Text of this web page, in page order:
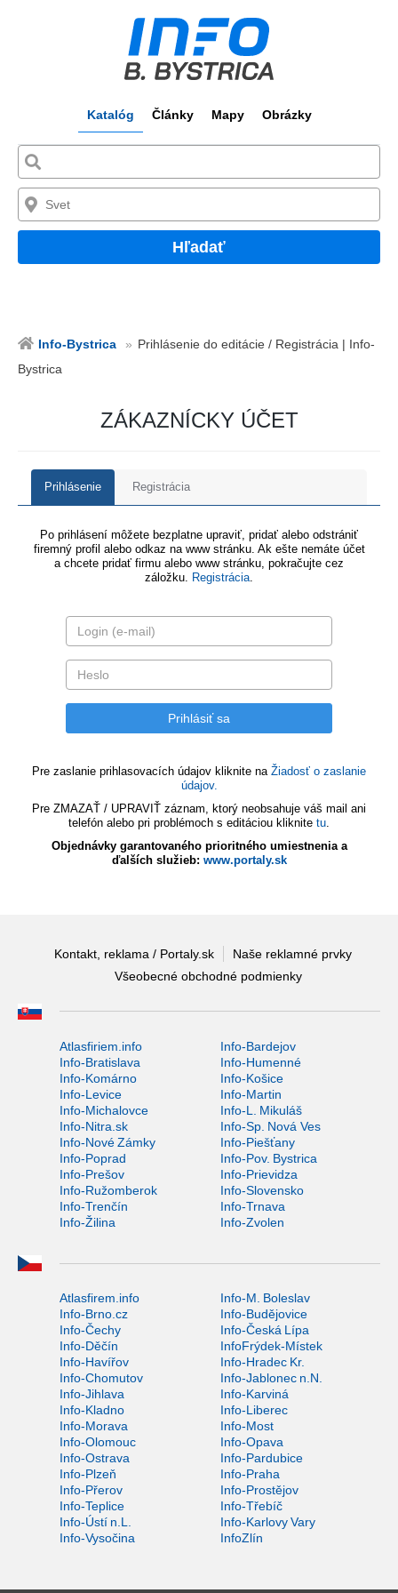
Katalóg Články Mapy Obrázky
Hľadať
Info-Bystrica
Prihlásenie do editácie / Registrácia | Info-
Bystrica
ZÁKAZNÍCKY ÚČET
Prihlásenie Registrácia
Po prihlásení môžete bezplatne upraviť, pridať alebo odstrániť
firemný profil alebo odkaz na www stránku. Ak ešte nemáte účet
a chcete pridať firmu alebo www stránku, pokračujte cez
záložku. Registrácia.
Pre zaslanie prihlasovacích údajov kliknite na Žiadosť o zaslanie
údajov.
Pre ZMAZAŤ / UPRAVIŤ záznam, ktorý neobsahuje váš mail ani
telefón alebo pri problémoch s editáciou kliknite tu.
Objednávky garantovaného prioritného umiestnenia a
ďalších služieb: www.portaly.sk
Kontakt, reklama / Portaly.sk
Naše reklamné prvky
Všeobecné obchodné podmienky
Atlasfiriem.info
Info-Bardejov
Info-Bratislava
Info-Humenné
Info-Komárno
Info-Košice
Info-Levice
Info-Martin
Info-Michalovce
Info-L. Mikuláš
Info-Nitra.sk
Info-Sp. Nová Ves
Info-Nové Zámky
Info-Piešťany
Info-Poprad
Info-Pov. Bystrica
Info-Prešov
Info-Prievidza
Info-Ružomberok
Info-Slovensko
Info-Trenčín
Info-Trnava
Info-Žilina
Info-Zvolen
Atlasfirem.info
Info-M. Boleslav
Info-Brno.cz
Info-Budějovice
Info-Čechy
Info-Česká Lípa
Info-Děčín
InfoFrýdek-Místek
Info-Havířov
Info-Hradec Kr.
Info-Chomutov
Info-Jablonec n.N.
Info-Jihlava
Info-Karviná
Info-Kladno
Info-Liberec
Info-Morava
Info-Most
Info-Olomouc
Info-Opava
Info-Ostrava
Info-Pardubice
Info-Plzeň
Info-Praha
Info-Přerov
Info-Prostějov
Info-Teplice
Info-Třebíč
Info-Ústí n.L.
Info-Karlovy Vary
Info-Vysočina
InfoZlín